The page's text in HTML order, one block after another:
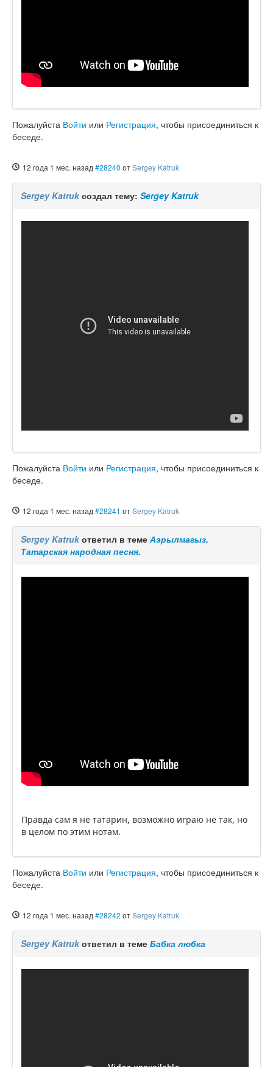
Пожалуйста Войти или Регистрация, чтобы присоединиться к
беседе.
12 года 1 мес. назад #28240 отSergey Katruk
Sergey Katruk создал тему: Sergey Katruk
Пожалуйста Войти или Регистрация, чтобы присоединиться к
беседе.
12 года 1 мес. назад #28241 отSergey Katruk
Sergey Katruk ответил в теме Аэрылмагыз.
Татарская народная песня.
Правда сам я не татарин, возможно играю не так, но
в целом по этим нотам.
Пожалуйста Войти или Регистрация, чтобы присоединиться к
беседе.
12 года 1 мес. назад #28242 отSergey Katruk
Sergey Katruk ответил в теме Бабка любка